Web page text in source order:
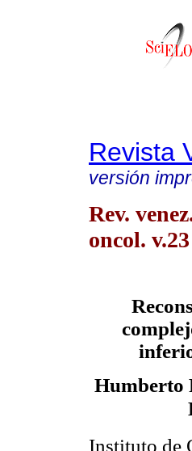
Revista
versión
Rev.
oncol.
Humberto
Instituto de